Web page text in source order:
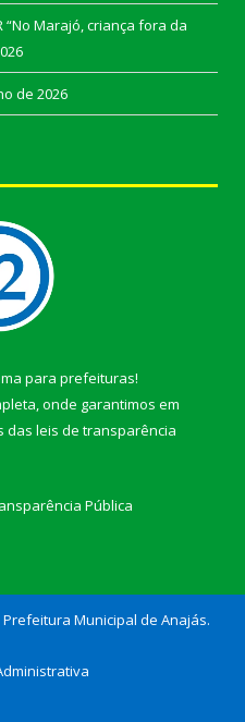
“No Marajó, criança fora da
de 2026
para prefeituras!
onde garantimos em
das leis de transparência
Pública
Municipal de Anajás.